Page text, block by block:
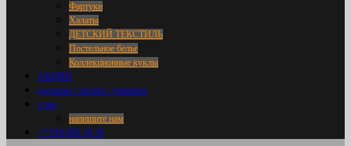
Фартуки
Халаты
ДЕТСКИЙ ТЕКСТИЛЬ
Постельное белье
Коллекционные куклы
АКЦИИ
доставка / оплата / упаковка
о нас
напишите нам
+7 916 695 18 36